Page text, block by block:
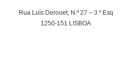
Rua Luís Derouet, N.º 27 – 3.º Esq
1250-151 LISBOA